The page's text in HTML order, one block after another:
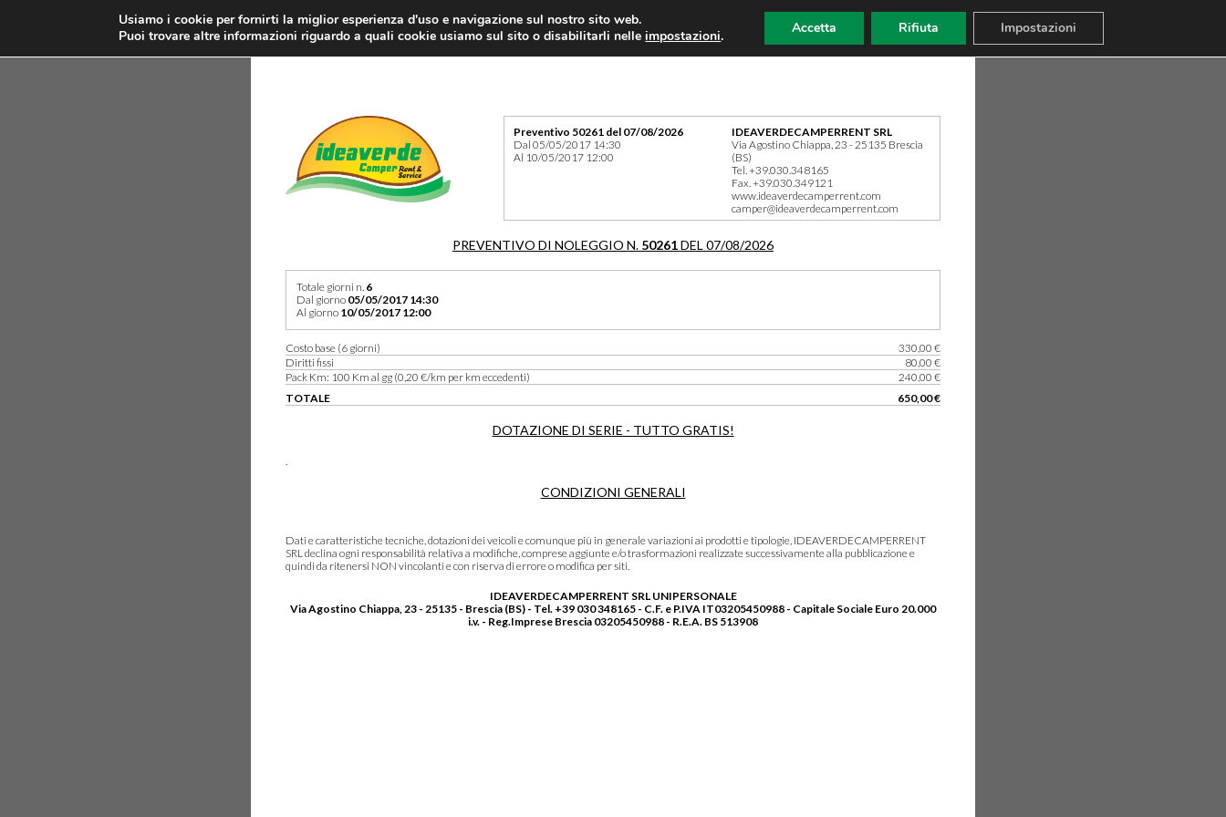
IDEAVERDECAMPERRENT SRL
Via Agostino Chiappa, 23 - 25135 Brescia
(BS)
Tel. +39.030.348165
Fax. +39.030.349121
www.ideaverdecamperrent.com
camper@ideaverdecamperrent.com
Preventivo 50261 del 07/08/2026
Dal 05/05/2017 14:30
Al 10/05/2017 12:00
PREVENTIVO DI NOLEGGIO N. 50261DEL 07/08/2026
Totale giorni n. 6
Dal giorno 05/05/2017 14:30
Al giorno 10/05/2017 12:00
Costo base (6 giorni)
330,00 €
Diritti fissi
80,00 €
Pack Km: 100 Km al gg (0,20 €/km per km eccedenti)
240,00 €
TOTALE
650,00 €
DOTAZIONE DI SERIE - TUTTO GRATIS!
.
CONDIZIONI GENERALI
Dati e caratteristiche tecniche, dotazioni dei veicoli e comunque più in generale variazioni ai prodotti e tipologie, IDEAVERDECAMPERRENT
SRL declina ogni responsabilità relativa a modifiche, comprese aggiunte e/o trasformazioni realizzate successivamente alla pubblicazione e
quindi da ritenersi NON vincolanti e con riserva di errore o modifica per siti.
IDEAVERDECAMPERRENT SRL UNIPERSONALE
Via Agostino Chiappa, 23 - 25135 - Brescia (BS) - Tel. +39 030 348165 - C.F. e P.IVA IT03205450988 - Capitale Sociale Euro 20.000
i.v. - Reg.Imprese Brescia 03205450988 - R.E.A. BS 513908
Usiamo i cookie per fornirti la miglior esperienza d'uso e navigazione sul nostro sito web.
Puoi trovare altre informazioni riguardo a quali cookie usiamo sul sito o disabilitarli nelleimpostazioni. Accetta Rifiuta Impostazioni